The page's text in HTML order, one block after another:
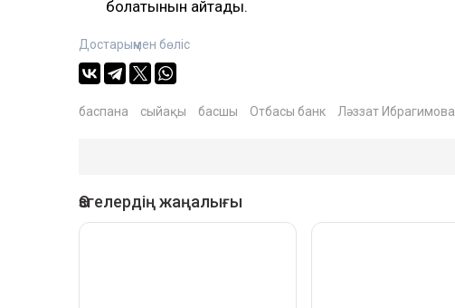
болатынын айтады.
Достарыңмен бөліс
баспана сыйақы басшы Отбасы банк Ләззат Ибрагимова